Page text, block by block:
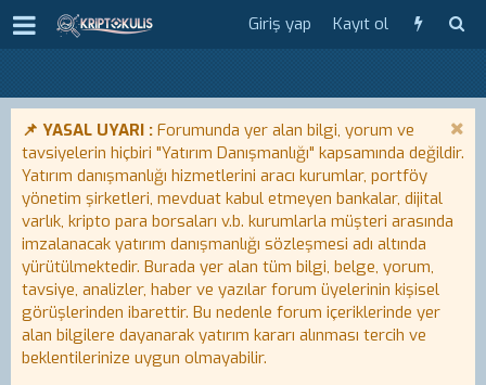
Giriş yap Kayıt ol
📌 YASAL UYARI : Forumunda yer alan bilgi, yorum ve
tavsiyelerin hiçbiri "Yatırım Danışmanlığı" kapsamında değildir.
Yatırım danışmanlığı hizmetlerini aracı kurumlar, portföy
yönetim şirketleri, mevduat kabul etmeyen bankalar, dijital
varlık, kripto para borsaları v.b. kurumlarla müşteri arasında
imzalanacak yatırım danışmanlığı sözleşmesi adı altında
yürütülmektedir. Burada yer alan tüm bilgi, belge, yorum,
tavsiye, analizler, haber ve yazılar forum üyelerinin kişisel
görüşlerinden ibarettir. Bu nedenle forum içeriklerinde yer
alan bilgilere dayanarak yatırım kararı alınması tercih ve
beklentilerinize uygun olmayabilir.